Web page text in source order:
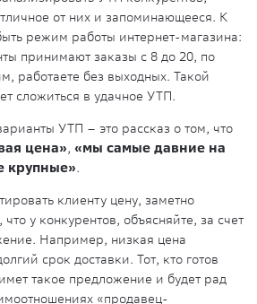
от них и запоминающееся. К
режим работы интернет-магазина:
принимают заказы с 8 до 20, по
работаете без выходных. Такой
сложиться в удачное УТП.
УТП – это рассказ о том, что
цена», «мы самые давние на
крупные».
клиенту цену, заметно
у конкурентов, объясняйте, за счет
Например, низкая цена
срок доставки. Тот, кто готов
такое предложение и будет рад
«продавец-